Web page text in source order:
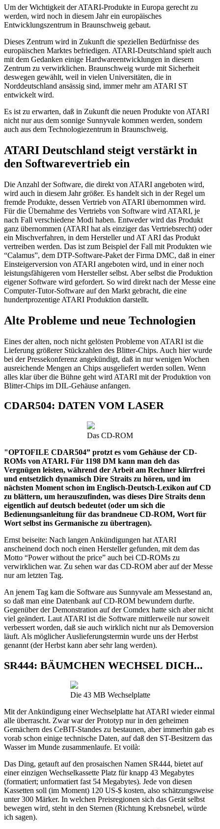
Um der Wichtigkeit der ATARI-Produkte in Europa gerecht zu
werden, wird noch in diesem Jahr ein europäisches
Entwicklungszentrum in Braunschweig gebaut.
Dieses Zentrum wird in Zukunft die speziellen Bedürfnisse des
europäischen Marktes befriedigen. ATARI-Deutschland spielt auch
mit dem Gedanken einige Hardwareentwicklungen in diesem
Zentrum zu verwirklichen. Braunschweig wurde mit Sicherheit
deswegen gewählt, weil in vielen Universitäten, die in
Norddeutschland ansässig sind, immer mehr am ATARI ST
entwickelt wird.
Es ist zu erwarten, daß in Zukunft die neuen Produkte von ATARI
nicht nur aus dem sonnige Sunnyvale kommen werden, sondern
auch aus dem Technologiezentrum in Braunschweig.
ATARI Deutschland steigt verstärkt in
den Softwarevertrieb ein
Die Anzahl der Software, die direkt von ATARI angeboten wird,
wird auch in diesem Jahr größer. Es handelt sich in der Regel um
fremde Produkte, dessen Vertrieb von ATARI übernommen wird.
Für die Übernahme des Vertriebs von Software wird ATARI, je
nach Fall verschiedene Modi haben. Entweder wird das Produkt
ganz übernommen (ATARI hat als einziger das Vertriebsrecht) oder
ein Mischverfahren, in dem Hersteller und AT ARI das Produkt
vertreiben werden. Das ist zum Beispiel der Fall mit Produkten wie
“Calamus”, dem DTP-Software-Paket der Firma DMC, daß in einer
Einsteigerversion von ATARI angeboten wird, und in einer noch
leistungsfähigeren vom Hersteller selbst. Aber selbst die Produktion
eigener Software wird gefordert. So wird direkt nach der Messe eine
Computer-Tutor-Software auf den Markt gebracht, die eine
hundertprozentige ATARI Produktion darstellt.
Alte Probleme und neue Technologien
Eines der alten, noch nicht gelösten Probleme von ATARI ist die
Lieferung größerer Stückzahlen des Blitter-Chips. Auch hier wurde
bei der Pressekonferenz angekündigt, daß in nur wenigen Wochen
ausreichende Mengen an Chips ausgeliefert werden sollen. Wenn
alles klar über die Bühne geht wird ATARI mit der Produktion von
Blitter-Chips im DIL-Gehäuse anfangen.
CDAR504: DATEN VOM LASER
Das CD-ROM
"OPTOFILE CDAR504” protzt es vom Gehäuse der CD-
ROMs von ATARI. Für 1198 DM kann man deh das
Vergnügen leisten, während der Arbeit am Rechner klirrfrei
und entsetzlich dynamisch Dire Straits zu hören, und im
nächsten Moment schon im Englisch-Deutsch-Lexikon auf CD
zu blättern, um herauszufinden, was dieses Dire Straits denn
eigentlich auf deutsch bedeutet (oder um sich die
Bedienungsanleitung für das brandneue CD-ROM, Wort für
Wort selbst ins Germanische zu übertragen).
Ernst beiseite: Nach langen Ankündigungen hat ATARI
anscheinend doch noch einen Hersteller gefunden, mit dem das
Motto “Power without the price” auch bei CD-ROMs zu
verwirklichen war. Zu sehen war das CD-ROM aber auf der Messe
nur am letzten Tag.
An jenem Tag kam die Software aus Sunnyvale am Messestand an,
so daß man eine Datenbank auf CD-ROM bewundern durfte.
Gegenüber der Demonstration auf der Comdex hatte sich aber nicht
viel geändert. Laut ATARI ist die Software mittlerweile nur soweit
verbessert worden, daß sie auch wirklich nicht nur als Demoversion
läuft. Als möglicher Auslieferungstermin wurde uns der Herbst
genannt (der Herbst kann aber sehr lang werden).
SR444: BÄUMCHEN WECHSEL DICH...
Die 43 MB Wechselplatte
Mit der Ankündigung einer Wechselplatte hat ATARI wieder einmal
alle überrascht. Zwar war der Prototyp nur in den geheimen
Gemächern des CeBIT-Standes zu bestaunen, aber immerhin gab es
vorab schon einige technische Daten, auf daß den ST-Besitzern das
Wasser im Munde zusammenlaufe. Et voilà:
Das Ding, getauft auf den prosaischen Namen SR444, bietet auf
einer einzigen Wechselkassette Platz für knapp 43 Megabytes
(formatiert; unformatiert fast 54 Megabytes). Jede von diesen
Kassetten soll (im Moment) 120 US-$ kosten, also schätzungsweise
unter 300 Märker. In welchen Preisregionen sich das Gerät selbst
bewegen wird, steht in den Sternen (Richtung Krebsnebel, würde
ich sagen).